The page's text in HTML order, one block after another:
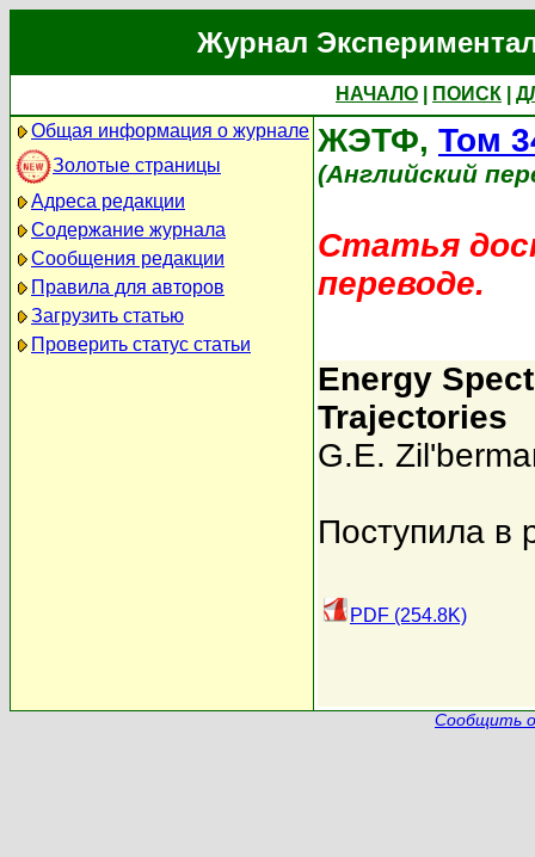
Журнал
НАЧАЛО ПОИСК
Общая информация о журнале
Золотые страницы
Адреса редакции
Содержание журнала
Сообщения редакции
Правила для авторов
Загрузить статью
Проверить статус статьи
ЖЭТФ, Том
(Английский
Статья
переводе.
Energy
Trajectories
G.E.
Поступила в
PDF (254.8K)
Сообщить о